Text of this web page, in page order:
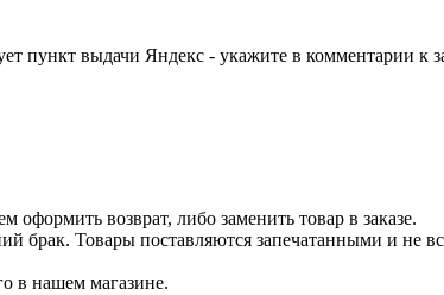
пункт выдачи Яндекс - укажите в комментарии к
возврат, либо заменить товар в заказе.
брак. Товары поставляются запечатанными и не
в нашем магазине.